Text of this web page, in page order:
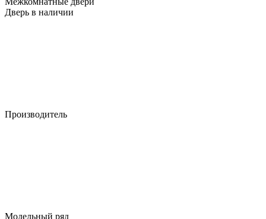
Дверь в наличии
Производитель
Модельный ряд